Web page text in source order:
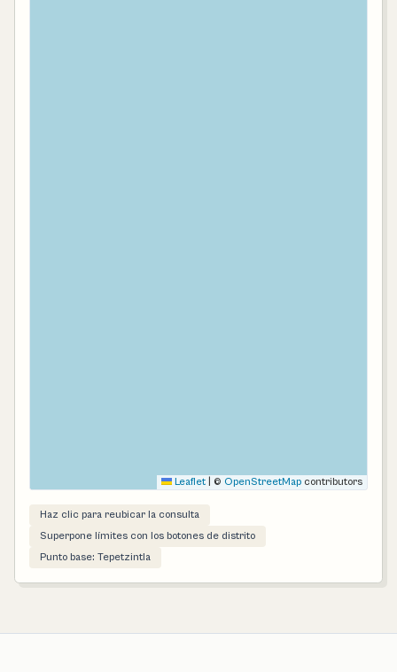
Leaflet © OpenStreetMap contributors
Haz clic para reubicar la consulta
Superpone límites con los botones de distrito
Punto base: Tepetzintla